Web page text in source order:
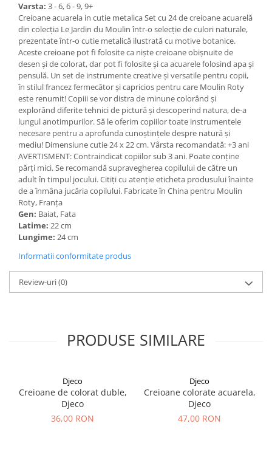
Varsta: 3 - 6, 6 - 9, 9+
Creioane acuarela in cutie metalica Set cu 24 de creioane acuarelă
din colecția Le Jardin du Moulin într-o selecție de culori naturale,
prezentate într-o cutie metalică ilustrată cu motive botanice.
Aceste creioane pot fi folosite ca niște creioane obișnuite de
desen și de colorat, dar pot fi folosite și ca acuarele folosind apa și
pensulă. Un set de instrumente creative și versatile pentru copii,
în stilul francez fermecător și capricios pentru care Moulin Roty
este renumit! Copiii se vor distra de minune colorând și
explorând diferite tehnici de pictură și descoperind natura, de-a
lungul anotimpurilor. Să le oferim copiilor toate instrumentele
necesare pentru a aprofunda cunoștințele despre natură și
mediu! Dimensiune cutie 24 x 22 cm. Vârsta recomandată: +3 ani
AVERTISMENT: Contraindicat copiilor sub 3 ani. Poate conține
părți mici. Se recomandă supravegherea copilului de către un
adult în timpul jocului. Citiți cu atenție eticheta produsului înainte
de a înmâna jucăria copilului. Fabricate în China pentru Moulin
Roty, Franța
Gen: Baiat, Fata
Latime: 22 cm
Lungime: 24 cm
Informatii conformitate produs
Review-uri(0)
PRODUSE SIMILARE
Djeco
Creioane de colorat duble,
Djeco
36,00 RON
Djeco
Creioane colorate acuarela,
Djeco
47,00 RON